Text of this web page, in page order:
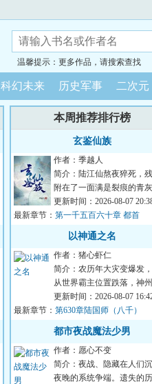
温馨提示：更多作品，请搜索查找
科幻未来 历史军事 二次元
本周推荐排行榜
玄鉴仙族
作者：季越人
简介：陆江仙熬夜猝死，
附在了一面满是裂痕的青
镜上，飘落到了浩瀚无垠的
世界。凶险难测...
更新时间：2026-08-07
最新章节： 第一千五百六十章 都首
以神通之名
作者：猪心虾仁
简介：农历年大灾变爆发
从世界霸主位置跌落，神
人类最后的自留地。年，武
昭正在接受调查...
更新时间：2026-08-07
最新章节： 第630章陆国师（八千）
都市夜战魔法少男
作者：愿心不变
简介：夜战、隐藏在人们
夜晚的系统争端。遗失的